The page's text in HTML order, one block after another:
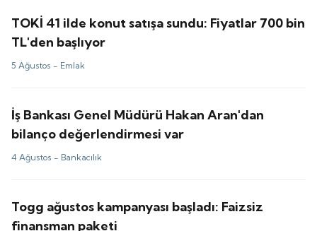
TOKİ 41 ilde konut satışa sundu: Fiyatlar 700 bin
TL'den başlıyor
5 Ağustos - Emlak
İş Bankası Genel Müdürü Hakan Aran'dan
bilanço değerlendirmesi var
4 Ağustos - Bankacılık
Togg ağustos kampanyası başladı: Faizsiz
finansman paketi